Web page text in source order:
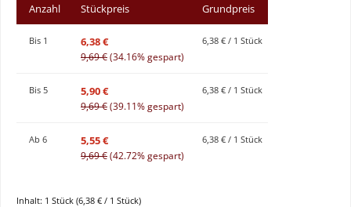
Anzahl Stückpreis Grundpreis
Bis 1 6,38 €
9,69 €(34.16% gespart)
6,38 € / 1 Stück
Bis 5 5,90 €
9,69 €(39.11% gespart)
6,38 € / 1 Stück
Ab 6 5,55 €
9,69 €(42.72% gespart)
6,38 € / 1 Stück
Inhalt: 1 Stück (6,38 € / 1 Stück)